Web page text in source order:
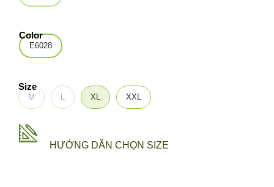
M L XL XXL
Size
E6028
Color
HƯỚNG DẪN CHỌN SIZE